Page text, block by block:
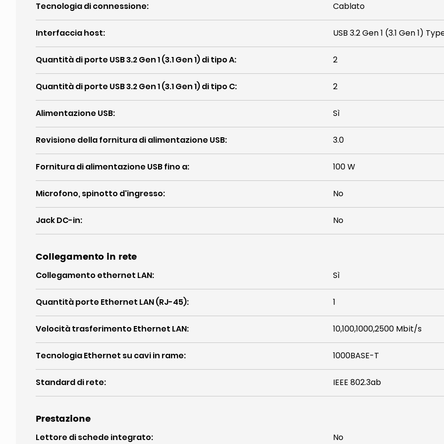
Tecnologia di connessione: Cablato
Interfaccia host: USB 3.2 Gen 1 (3.1 Gen 1)
Quantità di porte USB 3.2 Gen 1 (3.1 Gen 1) di tipo A: 2
Quantità di porte USB 3.2 Gen 1 (3.1 Gen 1) di tipo C: 2
Alimentazione USB: Sì
Revisione della fornitura di alimentazione USB: 3.0
Fornitura di alimentazione USB fino a: 100 W
Microfono, spinotto d'ingresso: No
Jack DC-in: No
Collegamento in rete
Collegamento ethernet LAN: Sì
Quantità porte Ethernet LAN (RJ-45): 1
Velocità trasferimento Ethernet LAN: 10,100,1000,2500 Mbit/s
Tecnologia Ethernet su cavi in rame: 1000BASE-T
Standard di rete: IEEE 802.3ab
Prestazione
Lettore di schede integrato: No